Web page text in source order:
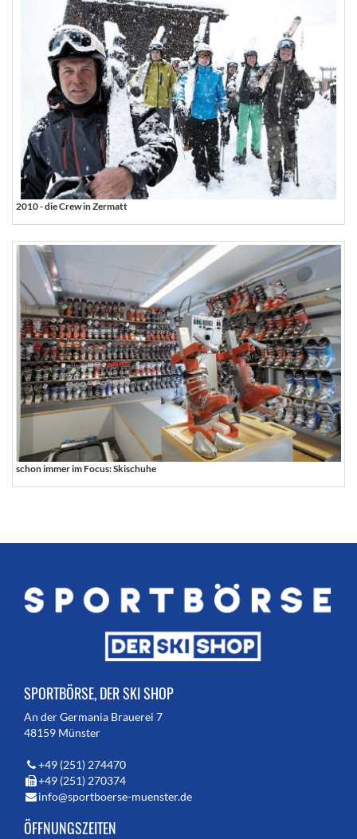
2010 - die Crew in Zermatt
schon immer im Focus: Skischuhe
SPORTBÖRSE, DER SKI SHOP
An der Germania Brauerei 7
48159 Münster
+49 (251) 274470
+49 (251) 270374
info@sportboerse-muenster.de
ÖFFNUNGSZEITEN